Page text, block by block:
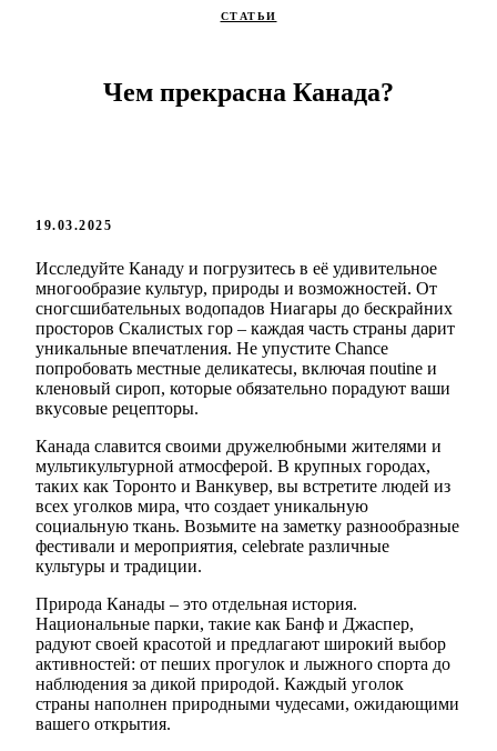
СТАТЬИ
Чем прекрасна Канада?
19.03.2025
Исследуйте Канаду и погрузитесь в её удивительное
многообразие культур, природы и возможностей. От
сногсшибательных водопадов Ниагары до бескрайних
просторов Скалистых гор – каждая часть страны дарит
уникальные впечатления. Не упустите Chance
попробовать местные деликатесы, включая пoutine и
кленовый сироп, которые обязательно порадуют ваши
вкусовые рецепторы.
Канада славится своими дружелюбными жителями и
мультикультурной атмосферой. В крупных городах,
таких как Торонто и Ванкувер, вы встретите людей из
всех уголков мира, что создает уникальную
социальную ткань. Возьмите на заметку разнообразные
фестивали и мероприятия, celebrate различные
культуры и традиции.
Природа Канады – это отдельная история.
Национальные парки, такие как Банф и Джаспер,
радуют своей красотой и предлагают широкий выбор
активностей: от пеших прогулок и лыжного спорта до
наблюдения за дикой природой. Каждый уголок
страны наполнен природными чудесами, ожидающими
вашего открытия.